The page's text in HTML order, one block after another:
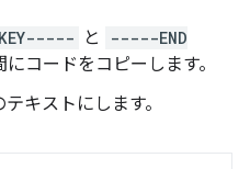
と
-----END
にコードをコピーします。
キストにします。